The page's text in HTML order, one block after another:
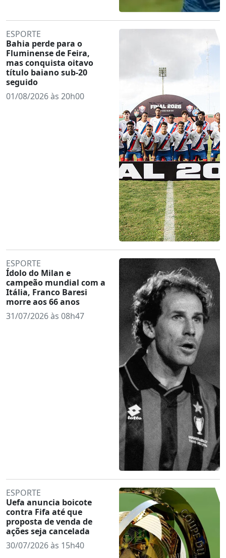
ESPORTE
Bahia perde para o
Fluminense de Feira,
mas conquista oitavo
título baiano sub-20
seguido
01/08/2026 às 20h00
ESPORTE
Ídolo do Milan e
campeão mundial com a
Itália, Franco Baresi
morre aos 66 anos
31/07/2026 às 08h47
ESPORTE
Uefa anuncia boicote
contra Fifa até que
proposta de venda de
ações seja cancelada
30/07/2026 às 15h40